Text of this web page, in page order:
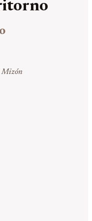
Mizón